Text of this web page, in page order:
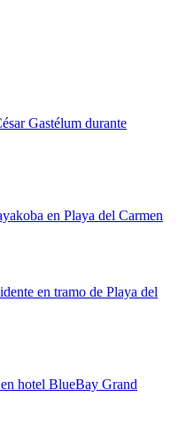
Gastélum durante
en Playa del Carmen
en tramo de Playa del
hotel BlueBay Grand